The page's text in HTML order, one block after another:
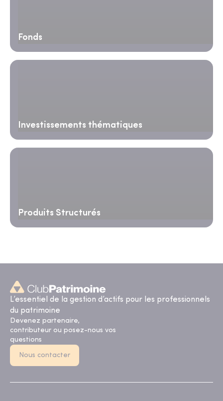
Fonds
Investissements thématiques
Produits Structurés
L’essentiel de la gestion d’actifs pour les professionnels
du patrimoine
Devenez partenaire,
contributeur ou posez-nous vos
questions
Nous contacter